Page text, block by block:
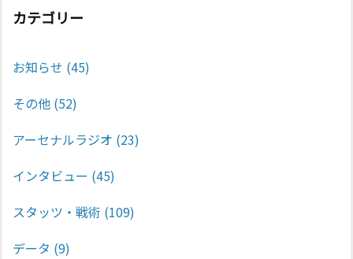
カテゴリー
お知らせ (45)
その他 (52)
アーセナルラジオ (23)
インタビュー (45)
スタッツ・戦術 (109)
データ (9)